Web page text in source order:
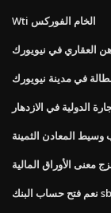
Wti الخام الفوركس
العقاري في نيويورك
في مدينة نيويورك
الدولية في الازدهار
وسيط المعادن الثمينة
معنى الأوراق المالية